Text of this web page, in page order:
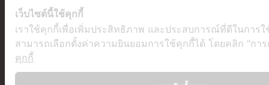
เว็บไซต์นี้ใช้คุกกี้
เราใช้คุกกี้เพื่อเพิ่มประสิทธิภาพ และประสบการณ์ที่ดีในการ
สามารถเลือกตั้งค่าความยินยอมการใช้คุกกี้ได้ โดยคลิก "กา
คุกกี้